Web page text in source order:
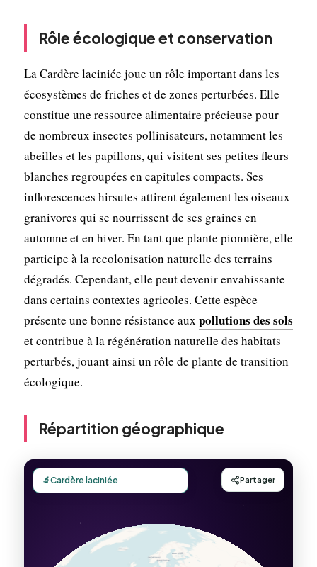
Rôle écologique et conservation
La Cardère laciniée joue un rôle important dans les
écosystèmes de friches et de zones perturbées. Elle
constitue une ressource alimentaire précieuse pour
de nombreux insectes pollinisateurs, notamment les
abeilles et les papillons, qui visitent ses petites fleurs
blanches regroupées en capitules compacts. Ses
inflorescences hirsutes attirent également les oiseaux
granivores qui se nourrissent de ses graines en
automne et en hiver. En tant que plante pionnière, elle
participe à la recolonisation naturelle des terrains
dégradés. Cependant, elle peut devenir envahissante
dans certains contextes agricoles. Cette espèce
présente une bonne résistance aux pollutions des sols
et contribue à la régénération naturelle des habitats
perturbés, jouant ainsi un rôle de plante de transition
écologique.
Répartition géographique